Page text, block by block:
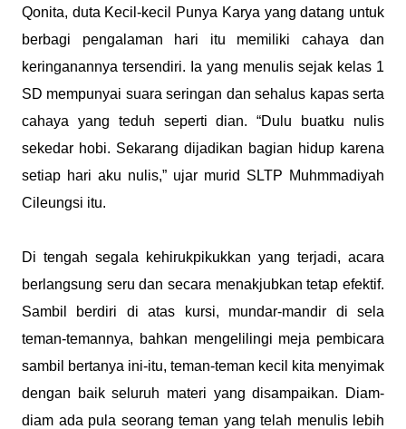
Qonita, duta Kecil-kecil Punya Karya yang datang untuk
berbagi pengalaman hari itu memiliki cahaya dan
keringanannya tersendiri. Ia yang menulis sejak kelas 1
SD mempunyai suara seringan dan sehalus kapas serta
cahaya yang teduh seperti dian. “Dulu buatku nulis
sekedar hobi. Sekarang dijadikan bagian hidup karena
setiap hari aku nulis,” ujar murid SLTP Muhmmadiyah
Cileungsi itu.
Di tengah segala kehirukpikukkan yang terjadi, acara
berlangsung seru dan secara menakjubkan tetap efektif.
Sambil berdiri di atas kursi, mundar-mandir di sela
teman-temannya, bahkan mengelilingi meja pembicara
sambil bertanya ini-itu, teman-teman kecil kita menyimak
dengan baik seluruh materi yang disampaikan. Diam-
diam ada pula seorang teman yang telah menulis lebih